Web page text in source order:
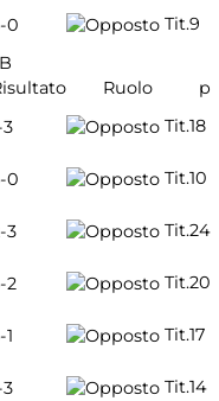
0 Tit.9
Ruolo p
3 Tit.18
0 Tit.10
3 Tit.24
2 Tit.20
1 Tit.17
3 Tit.14